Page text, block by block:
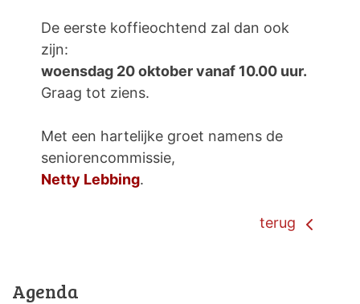
De eerste koffieochtend zal dan ook
zijn:
woensdag 20 oktober vanaf 10.00 uur.
Graag tot ziens.
Met een hartelijke groet namens de
seniorencommissie,
Netty Lebbing.
terug
Agenda